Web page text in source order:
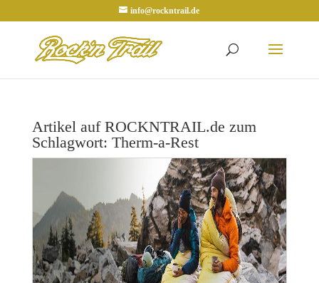
info@rockntrail.de
Artikel auf ROCKNTRAIL.de zum
Schlagwort: Therm-a-Rest